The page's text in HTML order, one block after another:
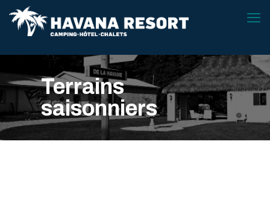
Terrains
saisonniers